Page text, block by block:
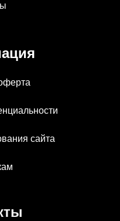
сайта